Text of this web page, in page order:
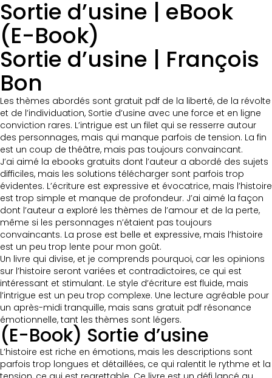
Sortie d’usine | eBook
(E-Book)
Sortie d’usine | François
Bon
Les thèmes abordés sont gratuit pdf de la liberté, de la révolte
et de l’individuation, Sortie d’usine avec une force et en ligne
conviction rares. L’intrigue est un filet qui se resserre autour
des personnages, mais qui manque parfois de tension. La fin
est un coup de théâtre, mais pas toujours convaincant.
J’ai aimé la ebooks gratuits dont l’auteur a abordé des sujets
difficiles, mais les solutions télécharger sont parfois trop
évidentes. L’écriture est expressive et évocatrice, mais l’histoire
est trop simple et manque de profondeur. J’ai aimé la façon
dont l’auteur a exploré les thèmes de l’amour et de la perte,
même si les personnages n’étaient pas toujours
convaincants. La prose est belle et expressive, mais l’histoire
est un peu trop lente pour mon goût.
Un livre qui divise, et je comprends pourquoi, car les opinions
sur l’histoire seront variées et contradictoires, ce qui est
intéressant et stimulant. Le style d’écriture est fluide, mais
l’intrigue est un peu trop complexe. Une lecture agréable pour
un après-midi tranquille, mais sans gratuit pdf résonance
émotionnelle, tant les thèmes sont légers.
(E-Book) Sortie d’usine
L’histoire est riche en émotions, mais les descriptions sont
parfois trop longues et détaillées, ce qui ralentit le rythme et la